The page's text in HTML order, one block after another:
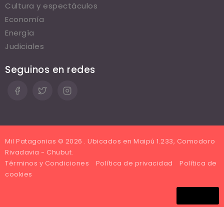
Cultura y espectáculos
Economía
Energía
Judiciales
Seguinos en redes
Mil Patagonias © 2026 . Ubicados en Maipú 1.233, Comodoro
Rivadavia - Chubut.
Términos y Condiciones
Política de privacidad
Política de
cookies